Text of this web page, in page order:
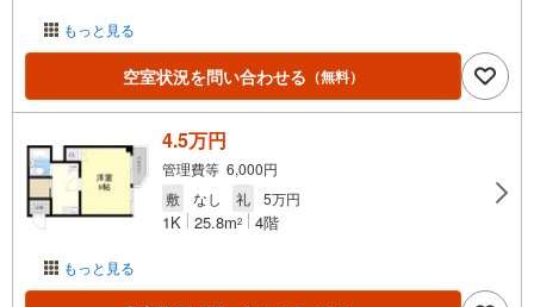
もっと見る
空室状況を問い合わせる （無料）
もっと見る
4.5万円
管理費等 6,000円
敷
なし 礼 5万円
1K 25.8m2 4階